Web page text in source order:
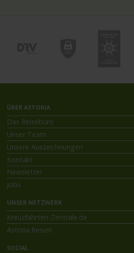
ÜBER ASTORIA
Das Reisebüro
Unser Team
Unsere Auszeichnungen
Kontakt
Newsletter
Jobs
UNSER NETZWERK
Kreuzfahrten-Zentrale.de
Astoria.Reisen
SOCIAL